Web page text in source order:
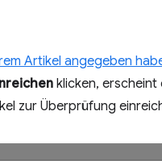
Artikel angegeben
klicken,
zur Überprüfung